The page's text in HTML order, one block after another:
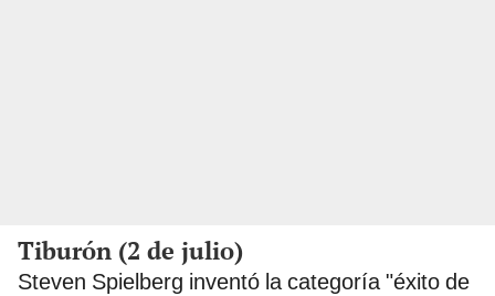
Tiburón (2 de julio)
Steven Spielberg inventó la categoría "éxito de